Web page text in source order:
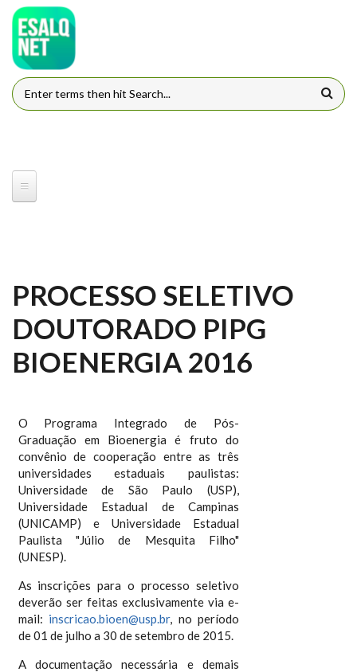
Pular para o conteúdo principal
FORMULÁRIO DE BUSCA
PROCESSO SELETIVO
DOUTORADO PIPG
BIOENERGIA 2016
O Programa Integrado de Pós-
Graduação em Bioenergia é fruto do
convênio de cooperação entre as três
universidades estaduais paulistas:
Universidade de São Paulo (USP),
Universidade Estadual de Campinas
(UNICAMP) e Universidade Estadual
Paulista "Júlio de Mesquita Filho"
(UNESP).
As inscrições para o processo seletivo
deverão ser feitas exclusivamente via e-
mail: inscricao.bioen@usp.br, no período
de 01 de julho a 30 de setembro de 2015.
A documentação necessária e demais